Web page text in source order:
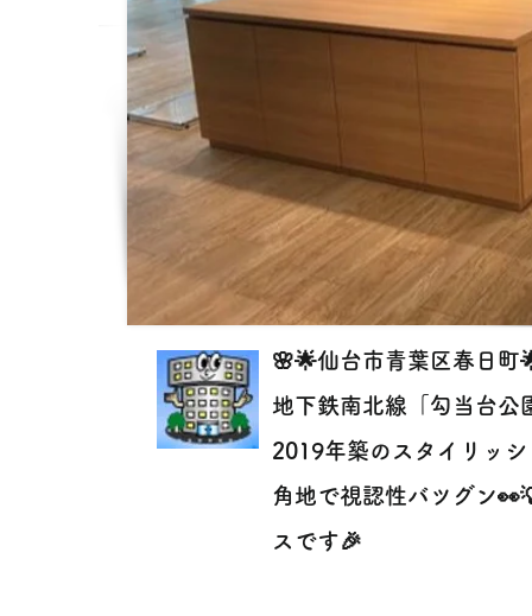
🌸🌟仙台市青葉区春日町
地下鉄南北線「勾当台公
2019年築のスタイリッ
角地で視認性バツグン
スです🎉